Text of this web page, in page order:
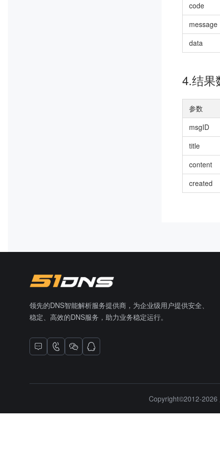
code
message
data
4.结果
参数
msgID
title
content
created
领先的DNS智能解析服务提供商，为企业级用户提供安全、
稳定、高效的DNS服务，助力业务稳定运行。
Copyright©2012-2026